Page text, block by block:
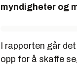
myndigheter og
I rapporten går
opp for å skaffe